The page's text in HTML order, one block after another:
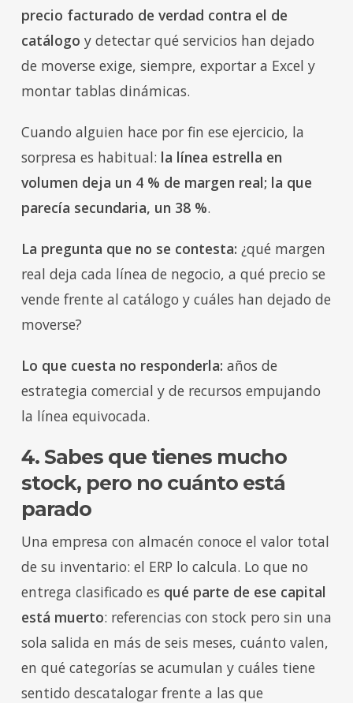
precio facturado de verdad contra el de
catálogo y detectar qué servicios han dejado
de moverse exige, siempre, exportar a Excel y
montar tablas dinámicas.
Cuando alguien hace por fin ese ejercicio, la
sorpresa es habitual: la línea estrella en
volumen deja un 4 % de margen real; la que
parecía secundaria, un 38 %.
La pregunta que no se contesta: ¿qué margen
real deja cada línea de negocio, a qué precio se
vende frente al catálogo y cuáles han dejado de
moverse?
Lo que cuesta no responderla: años de
estrategia comercial y de recursos empujando
la línea equivocada.
4. Sabes que tienes mucho
stock, pero no cuánto está
parado
Una empresa con almacén conoce el valor total
de su inventario: el ERP lo calcula. Lo que no
entrega clasificado es qué parte de ese capital
está muerto: referencias con stock pero sin una
sola salida en más de seis meses, cuánto valen,
en qué categorías se acumulan y cuáles tiene
sentido descatalogar frente a las que